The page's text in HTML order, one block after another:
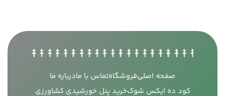
صفحه اصلیفروشگاهتماس با مادرباره ما
کود ده ایکس شوکخرید پنل خورشیدی کشاورزی